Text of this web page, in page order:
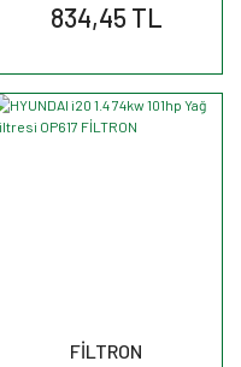
834,45 TL
FİLTRON